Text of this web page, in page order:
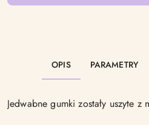
dostawaOPIS PARAMETRY
Jedwabne gumki zostały uszyte